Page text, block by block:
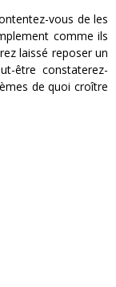
vous de les
comme ils
laissé reposer un
être constaterez-
de quoi croître